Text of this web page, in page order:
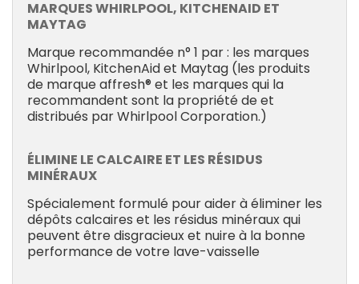
MARQUES WHIRLPOOL, KITCHENAID ET
MAYTAG
Marque recommandée n° 1 par : les marques
Whirlpool, KitchenAid et Maytag (les produits
de marque affresh® et les marques qui la
recommandent sont la propriété de et
distribués par Whirlpool Corporation.)
ÉLIMINE LE CALCAIRE ET LES RÉSIDUS
MINÉRAUX
Spécialement formulé pour aider à éliminer les
dépôts calcaires et les résidus minéraux qui
peuvent être disgracieux et nuire à la bonne
performance de votre lave-vaisselle